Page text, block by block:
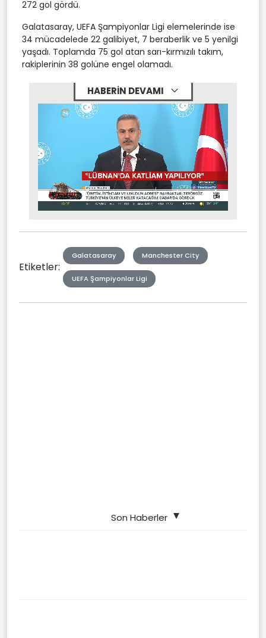
272 gol gördü.
Galatasaray, UEFA Şampiyonlar Ligi elemelerinde ise
34 mücadelede 22 galibiyet, 7 beraberlik ve 5 yenilgi
yaşadı. Toplamda 75 gol atan sarı-kırmızılı takım,
rakiplerinin 38 golüne engel olamadı.
HABERİN DEVAMI
Mute Stream
Etiketler:
Galatasaray Manchester City
UEFA Şampiyonlar Ligi
Son Haberler